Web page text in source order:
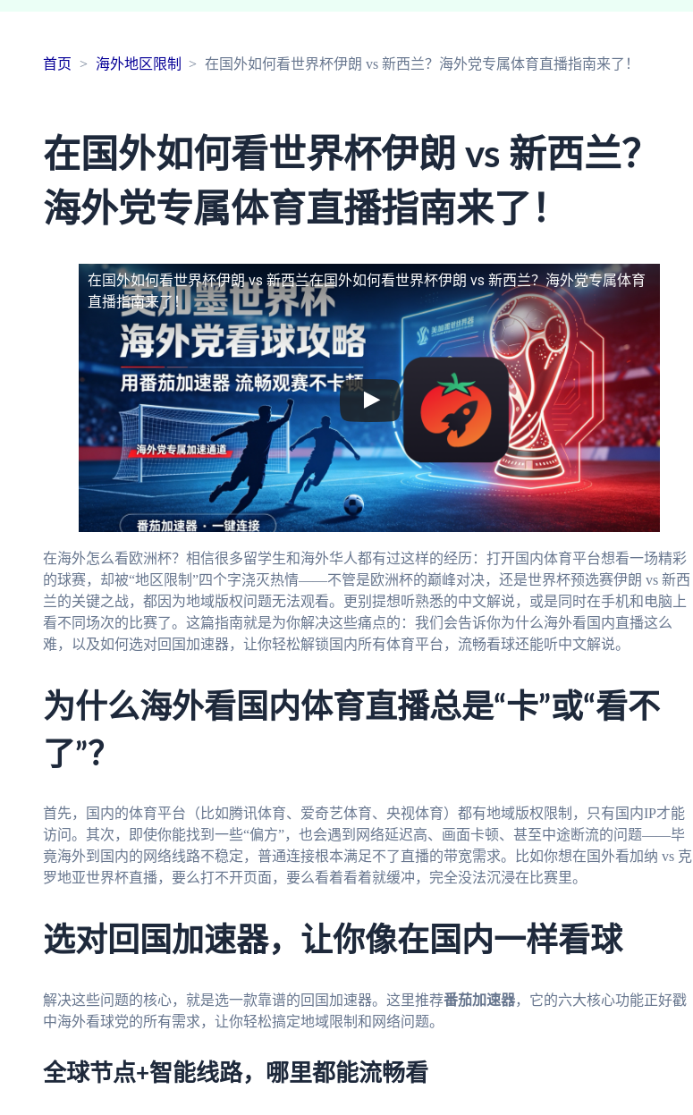
首页 海外地区限制 在国外如何看世界杯伊朗 vs 新西兰？海外党专属体育直播指南来了！
在国外如何看世界杯伊朗 vs 新西兰？
海外党专属体育直播指南来了！
在国外如何看世界杯伊朗 vs 新西兰在国外如何看世界杯伊朗 vs 新西兰？海外党专属体育
直播指南来了！
在海外怎么看欧洲杯？相信很多留学生和海外华人都有过这样的经历：打开国内体育平台想看一场精彩
的球赛，却被“地区限制”四个字浇灭热情——不管是欧洲杯的巅峰对决，还是世界杯预选赛伊朗 vs 新西
兰的关键之战，都因为地域版权问题无法观看。更别提想听熟悉的中文解说，或是同时在手机和电脑上
看不同场次的比赛了。这篇指南就是为你解决这些痛点的：我们会告诉你为什么海外看国内直播这么
难，以及如何选对回国加速器，让你轻松解锁国内所有体育平台，流畅看球还能听中文解说。
为什么海外看国内体育直播总是“卡”或“看不
了”？
首先，国内的体育平台（比如腾讯体育、爱奇艺体育、央视体育）都有地域版权限制，只有国内IP才能
访问。其次，即使你能找到一些“偏方”，也会遇到网络延迟高、画面卡顿、甚至中途断流的问题——毕
竟海外到国内的网络线路不稳定，普通连接根本满足不了直播的带宽需求。比如你想在国外看加纳 vs 克
罗地亚世界杯直播，要么打不开页面，要么看着看着就缓冲，完全没法沉浸在比赛里。
选对回国加速器，让你像在国内一样看球
解决这些问题的核心，就是选一款靠谱的回国加速器。这里推荐番茄加速器，它的六大核心功能正好戳
中海外看球党的所有需求，让你轻松搞定地域限制和网络问题。
全球节点+智能线路，哪里都能流畅看